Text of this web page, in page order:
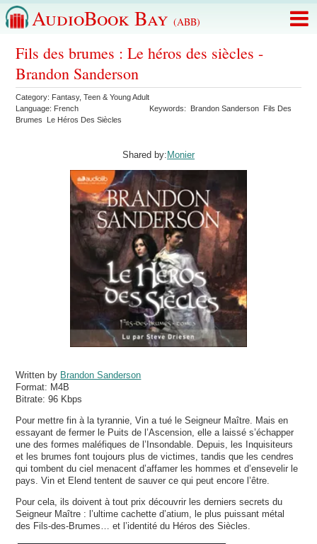
AudioBook Bay (ABB)
Fils des brumes : Le héros des siècles -
Brandon Sanderson
Category: Fantasy,Teen & Young Adult
Language: French Keywords: Brandon Sanderson Fils Des
Brumes
Le Héros Des Siècles
Shared by: Monier
Written by Brandon Sanderson
Format: M4B
Bitrate:96 Kbps
Pour mettre fin à la tyrannie, Vin a tué le Seigneur Maître. Mais en
essayant de fermer le Puits de l’Ascension, elle a laissé s’échapper
une des formes maléfiques de l’Insondable. Depuis, les Inquisiteurs
et les brumes font toujours plus de victimes, tandis que les cendres
qui tombent du ciel menacent d’affamer les hommes et d’ensevelir le
pays. Vin et Elend tentent de sauver ce qui peut encore l’être.
Pour cela, ils doivent à tout prix découvrir les derniers secrets du
Seigneur Maître : l’ultime cachette d’atium, le plus puissant métal
des Fils-des-Brumes… et l’identité du Héros des Siècles.